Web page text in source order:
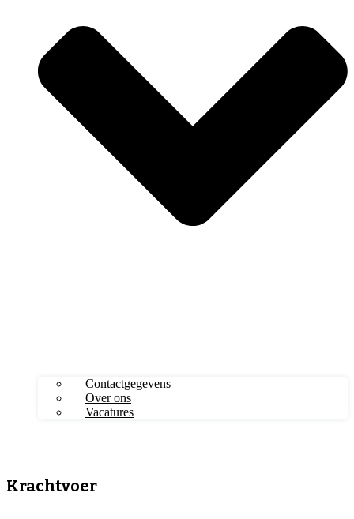
Contactgegevens
Over ons
Vacatures
Krachtvoer